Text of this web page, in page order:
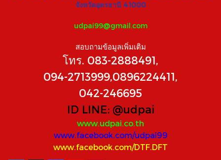
จังหวัดอุดรธานี 41000
udpai99@gmail.com
สอบถามข้อมูลเพิ่มเติม
โทร. 083-2888491,
094-2713999,0896224411,
042-246695
ID LINE: @udpai
www.udpai.co.th
www.facebook.com/udpai99
www.facebook.com/DTF.DFT